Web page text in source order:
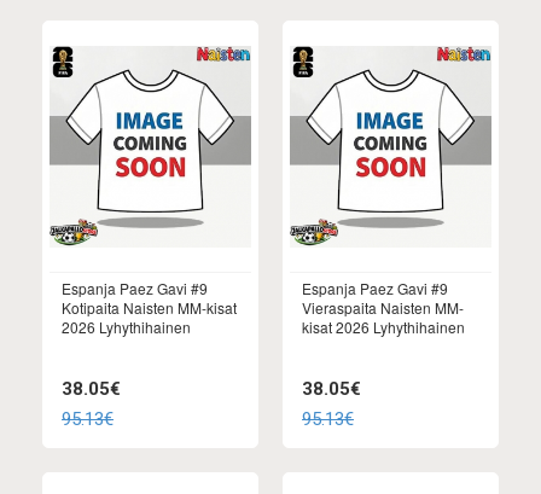
Espanja Paez Gavi #9
Kotipaita Naisten MM-kisat
2026 Lyhythihainen
38.05€
95.13€
Espanja Paez Gavi #9
Vieraspaita Naisten MM-
kisat 2026 Lyhythihainen
38.05€
95.13€